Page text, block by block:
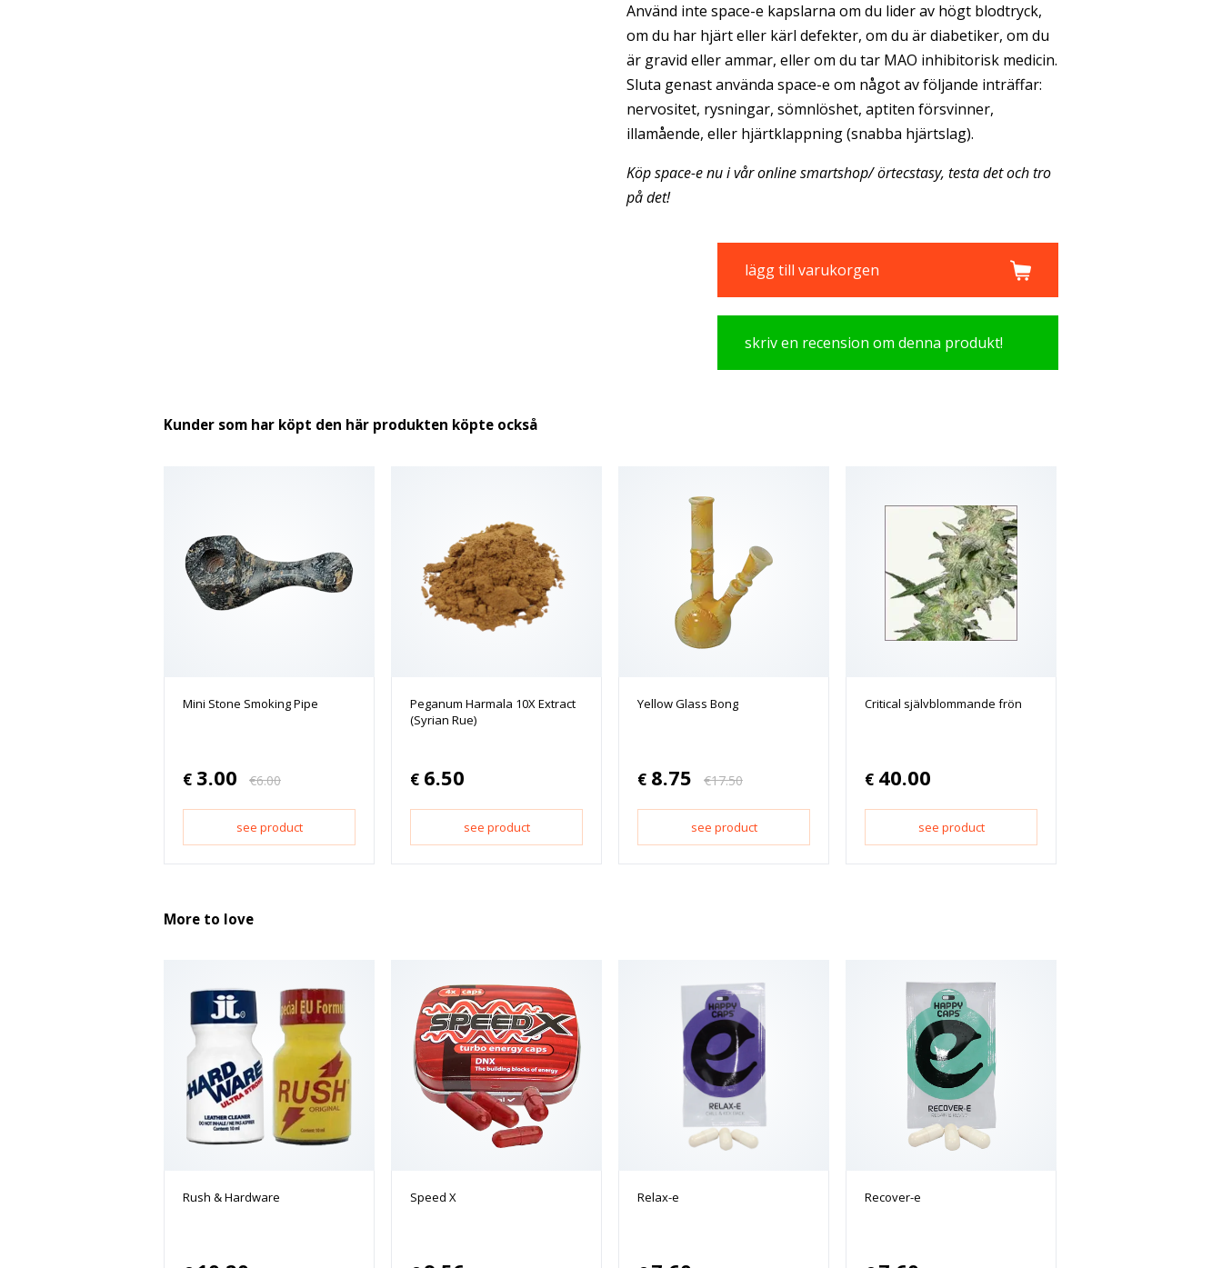
Använd inte space-e kapslarna om du lider av högt blodtryck,
om du har hjärt eller kärl defekter, om du är diabetiker, om du
är gravid eller ammar, eller om du tar MAO inhibitorisk medicin.
Sluta genast använda space-e om något av följande inträffar:
nervositet, rysningar, sömnlöshet, aptiten försvinner,
illamående, eller hjärtklappning (snabba hjärtslag).
Köp space-e nu i vår online smartshop/ örtecstasy, testa det och tro
på det!
lägg till varukorgen
skriv en recension om denna produkt!
Kunder som har köpt den här produkten köpte också
Mini Stone Smoking Pipe
€ 3.00 €6.00
see product
Peganum Harmala 10X Extract
(Syrian Rue)
€ 6.50
see product
Yellow Glass Bong
€ 8.75 €17.50
see product
Critical självblommande frön
€ 40.00
see product
More to love
Rush & Hardware Speed X Relax-e Recover-e